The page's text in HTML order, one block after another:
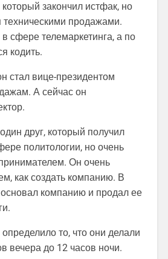
закончил истфак, но
техническими продажами.
сфере телемаркетинга, а по
кодить.
стал вице-президентом
А сейчас он
друг, который получил
политологии, но очень
Он очень
как создать компанию. В
компанию и продал ее
то, что они делали
вечера до 12 часов ночи.